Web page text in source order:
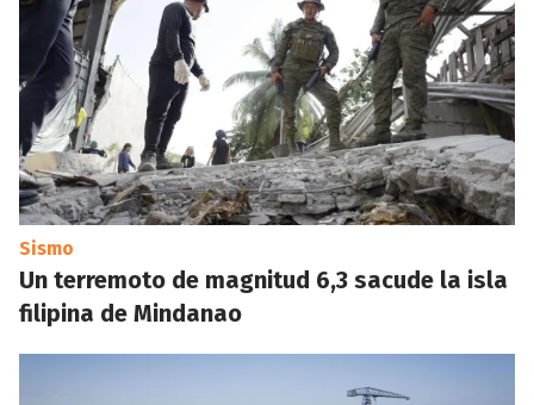
Sismo
Un terremoto de magnitud 6,3 sacude la isla
filipina de Mindanao